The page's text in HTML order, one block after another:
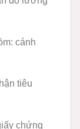
cánh
tiêu
chứng